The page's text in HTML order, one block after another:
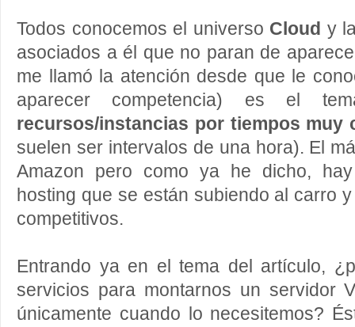
Todos conocemos el universo Cloud y
asociados a él que no paran de
me llamó la atención desde que le
aparecer competencia) es el
recursos/instancias por tiempos muy
suelen ser intervalos de una hora). El
Amazon pero como ya he dicho,
hosting que se están subiendo al carro
competitivos.
Entrando ya en el tema del artículo,
servicios para montarnos un servidor
únicamente cuando lo necesitemos?